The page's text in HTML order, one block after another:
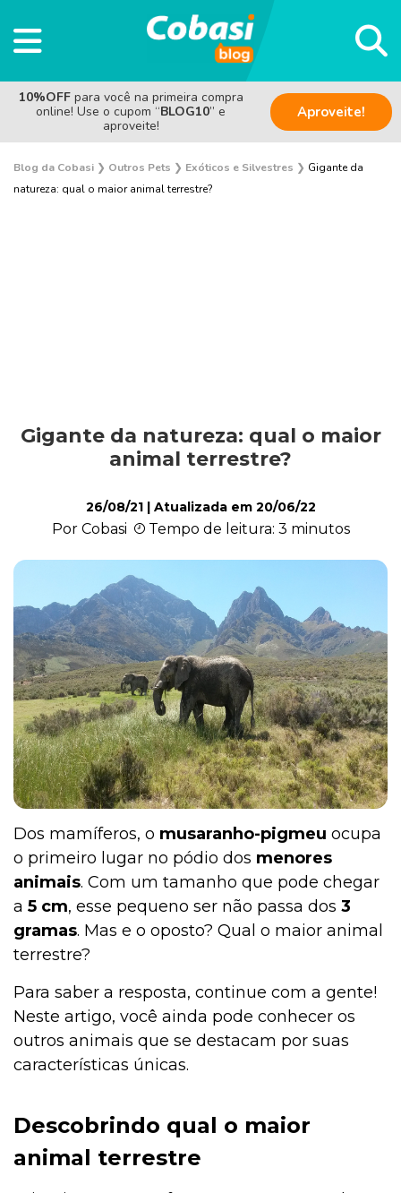
10%OFF para você na primeira compra
online! Use o cupom “BLOG10” e
aproveite!
Aproveite!
Blog da Cobasi ❯ Outros Pets ❯ Exóticos e Silvestres ❯ Gigante da
natureza: qual o maior animal terrestre?
Exóticos e Silvestres
Mamíferos
Roedores
Gigante da natureza: qual o maior
animal terrestre?
26/08/21| Atualizada em 20/06/22
Por Cobasi Tempo de leitura: 3 minutos
Dos mamíferos, o musaranho-pigmeu ocupa
o primeiro lugar no pódio dos menores
animais. Com um tamanho que pode chegar
a 5 cm, esse pequeno ser não passa dos 3
gramas. Mas e o oposto? Qual o maior animal
terrestre?
Para saber a resposta, continue com a gente!
Neste artigo, você ainda pode conhecer os
outros animais que se destacam por suas
características únicas.
Descobrindo qual o maior
animal terrestre